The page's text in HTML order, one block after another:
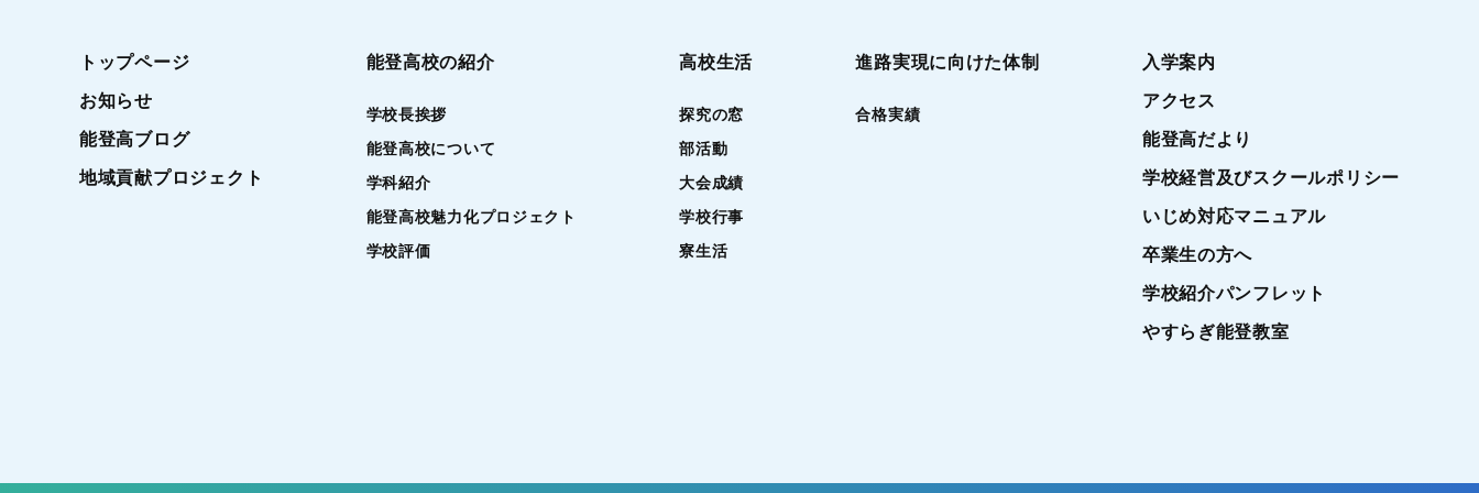
トップページ
お知らせ
能登高ブログ
地域貢献プロジェクト
能登高校の紹介
学校長挨拶
能登高校について
学科紹介
能登高校魅力化プロジェクト
学校評価
高校生活
探究の窓
部活動
大会成績
学校行事
寮生活
進路実現に向けた体制
合格実績
入学案内
アクセス
能登高だより
学校経営及びスクールポリシー
いじめ対応マニュアル
卒業生の方へ
学校紹介パンフレット
やすらぎ能登教室